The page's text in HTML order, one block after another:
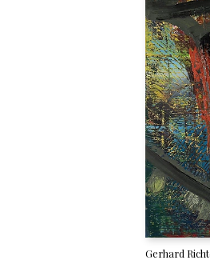
Gerhard